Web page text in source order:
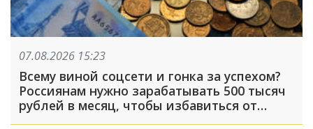
07.08.2026 15:23
Всему виной соцсети и гонка за успехом?
Россиянам нужно зарабатывать 500 тысяч
рублей в месяц, чтобы избавиться от
чувства зависти